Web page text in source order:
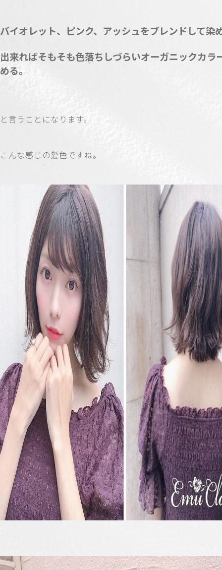
バイオレット、ピンク、アッシュをブレンドして染
出来ればそもそも色落ちしづらいオーガニックカラ
める。
と言うことになります。
こんな感じの髪色ですね。